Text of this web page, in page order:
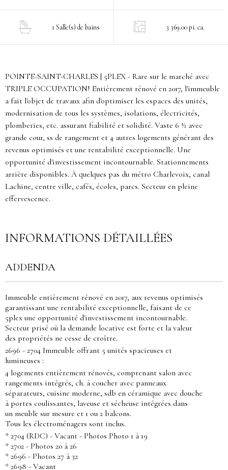
1 Salle(s) de bains 3 369.00 pi. ca.
POINTE-SAINT-CHARLES | 5PLEX - Rare sur le marché avec
TRIPLE OCCUPATION! Entièrement rénové en 2017, l'immeuble
a fait l'objet de travaux afin d'optimiser les espaces des unités,
modernisation de tous les systèmes, isolations, électricités,
plomberies, etc. assurant fiabilité et solidité. Vaste 6 ½ avec
grande cour, ss de rangement et 4 autres logements générant des
revenus optimisés et une rentabilité exceptionnelle. Une
opportunité d'investissement incontournable. Stationnements
arrière disponibles. À quelques pas du métro Charlevoix, canal
Lachine, centre ville, cafés, écoles, parcs. Secteur en pleine
effervescence.
INFORMATIONS DÉTAILLÉES
ADDENDA
Immeuble entièrement rénové en 2017, aux revenus optimisés
garantissant une rentabilité exceptionnelle, faisant de ce
5plex une opportunité d'investissement incontournable.
Secteur prisé où la demande locative est forte et la valeur
des propriétés ne cesse de croître.
2696 - 2704 Immeuble offrant 5 unités spacieuses et
lumineuses :
4 logements entièrement rénovés, comprenant salon avec
rangements intégrés, ch. à coucher avec panneaux
séparateurs, cuisine moderne, sdb en céramique avec douche
à portes coulissantes, laveuse et sécheuse intégrées dans
un meuble sur mesure et 1 ou 2 balcons.
Tous les électroménagers sont inclus.
* 2704 (RDC) - Vacant - Photos Photo 1 à 19
* 2702 - Photos 20 à 26
* 2696 - Photos 27 à 32
* 2698 - Vacant